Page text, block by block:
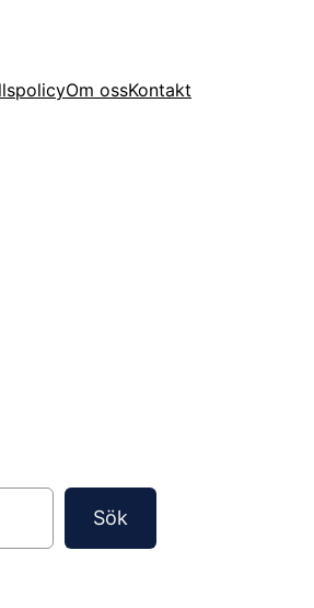
Om ossKontakt
Sök